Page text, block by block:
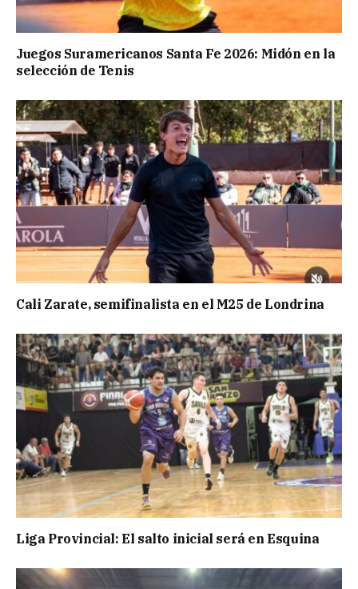
Juegos Suramericanos Santa Fe 2026: Midón en la
selección de Tenis
Cali Zarate, semifinalista en el M25 de Londrina
Liga Provincial: El salto inicial será en Esquina